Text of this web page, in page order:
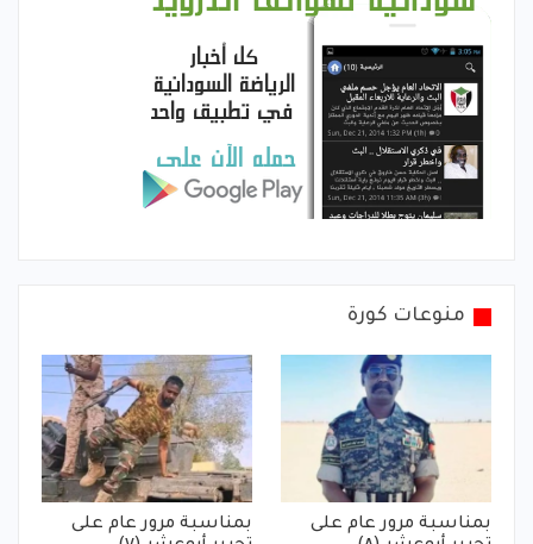
منوعات كورة
بمناسبة مرور عام على
بمناسبة مرور عام على